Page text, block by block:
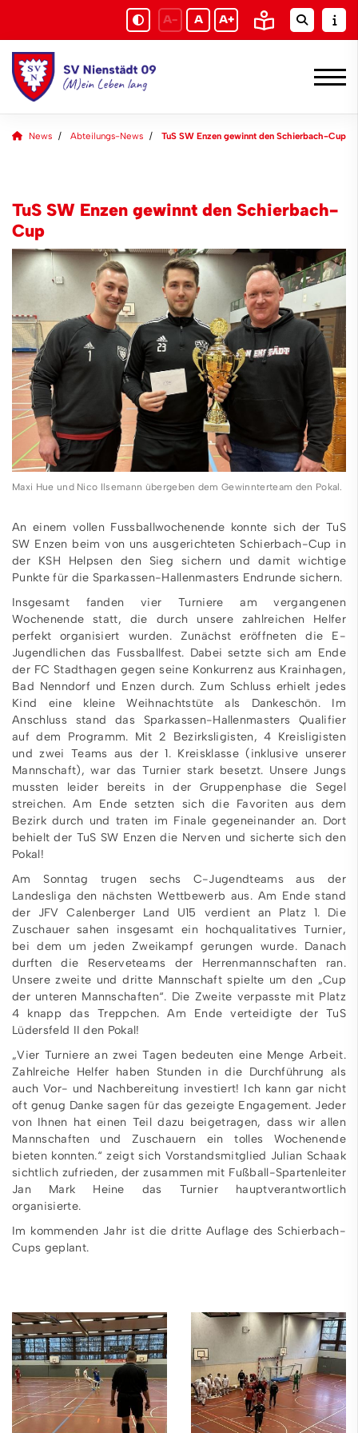
A- A A+
News Abteilungs-News TuS SW Enzen gewinnt den Schierbach-Cup
TuS SW Enzen gewinnt den Schierbach-
Cup
Maxi Hue und Nico Ilsemann übergeben dem Gewinnterteam den Pokal.
An einem vollen Fussballwochenende konnte sich der TuS
SW Enzen beim von uns ausgerichteten Schierbach-Cup in
der KSH Helpsen den Sieg sichern und damit wichtige
Punkte für die Sparkassen-Hallenmasters Endrunde sichern.
Insgesamt fanden vier Turniere am vergangenen
Wochenende statt, die durch unsere zahlreichen Helfer
perfekt organisiert wurden. Zunächst eröffneten die E-
Jugendlichen das Fussballfest. Dabei setzte sich am Ende
der FC Stadthagen gegen seine Konkurrenz aus Krainhagen,
Bad Nenndorf und Enzen durch. Zum Schluss erhielt jedes
Kind eine kleine Weihnachtstüte als Dankeschön. Im
Anschluss stand das Sparkassen-Hallenmasters Qualifier
auf dem Programm. Mit 2 Bezirksligisten, 4 Kreisligisten
und zwei Teams aus der 1. Kreisklasse (inklusive unserer
Mannschaft), war das Turnier stark besetzt. Unsere Jungs
mussten leider bereits in der Gruppenphase die Segel
streichen. Am Ende setzten sich die Favoriten aus dem
Bezirk durch und traten im Finale gegeneinander an. Dort
behielt der TuS SW Enzen die Nerven und sicherte sich den
Pokal!
Am Sonntag trugen sechs C-Jugendteams aus der
Landesliga den nächsten Wettbewerb aus. Am Ende stand
der JFV Calenberger Land U15 verdient an Platz 1. Die
Zuschauer sahen insgesamt ein hochqualitatives Turnier,
bei dem um jeden Zweikampf gerungen wurde. Danach
durften die Reserveteams der Herrenmannschaften ran.
Unsere zweite und dritte Mannschaft spielte um den „Cup
der unteren Mannschaften“. Die Zweite verpasste mit Platz
4 knapp das Treppchen. Am Ende verteidigte der TuS
Lüdersfeld II den Pokal!
„Vier Turniere an zwei Tagen bedeuten eine Menge Arbeit.
Zahlreiche Helfer haben Stunden in die Durchführung als
auch Vor- und Nachbereitung investiert! Ich kann gar nicht
oft genug Danke sagen für das gezeigte Engagement. Jeder
von Ihnen hat einen Teil dazu beigetragen, dass wir allen
Mannschaften und Zuschauern ein tolles Wochenende
bieten konnten.“ zeigt sich Vorstandsmitglied Julian Schaak
sichtlich zufrieden, der zusammen mit Fußball-Spartenleiter
Jan Mark Heine das Turnier hauptverantwortlich
organisierte.
Im kommenden Jahr ist die dritte Auflage des Schierbach-
Cups geplant.